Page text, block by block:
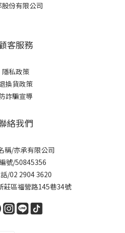
股份有限公司
客服務
隱私政策
換貨政策
詐騙宣導
絡我們
稱/亦承有限公司
號/50845356
/02 2904 3620
莊區福營路145巷34號